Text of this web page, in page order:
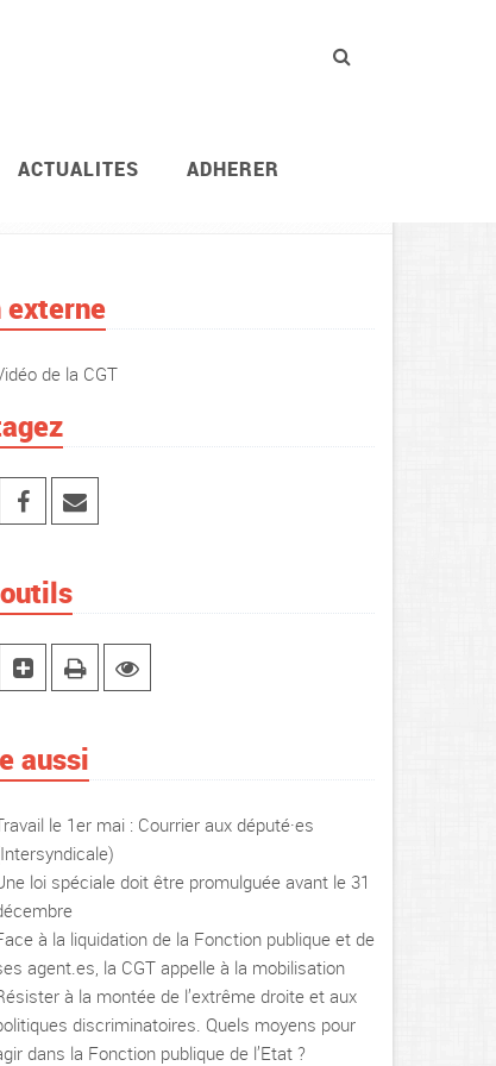
ACTUALITES ADHERER
externe
de la CGT
aussi
le 1er mai : Courrier aux député·es
loi spéciale doit être promulguée avant le 31
à la liquidation de la Fonction publique et de
agent.es, la CGT appelle à la mobilisation
à la montée de l’extrême droite et aux
discriminatoires. Quels moyens pour
dans la Fonction publique de l’Etat ?